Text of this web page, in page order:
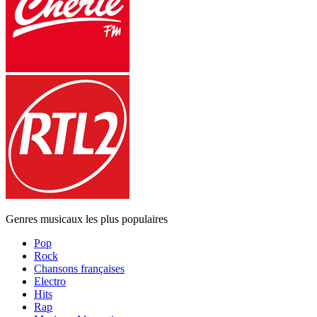
Genres musicaux les plus populaires
Pop
Rock
Chansons françaises
Electro
Hits
Rap